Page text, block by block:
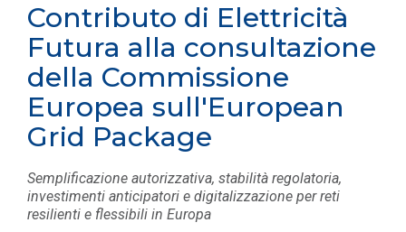
Contributo di Elettricità
Futura alla consultazione
della Commissione
Europea sull'European
Grid Package
Semplificazione autorizzativa, stabilità regolatoria,
investimenti anticipatori e digitalizzazione per reti
resilienti e flessibili in Europa